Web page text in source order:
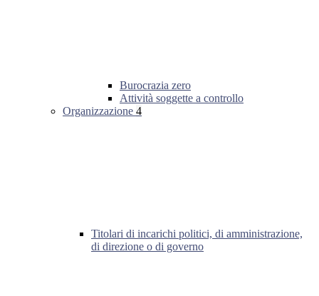
Burocrazia zero
Attività soggette a controllo
Organizzazione 4
Titolari di incarichi politici, di amministrazione,
di direzione o di governo